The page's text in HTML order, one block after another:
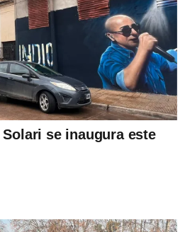
se inaugura este